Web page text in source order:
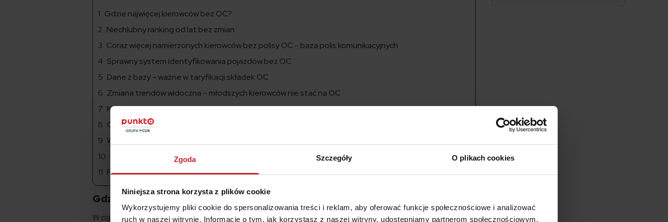
Zgoda Szczegóły O plikach cookies
Niniejsza strona korzysta z plików cookie
Wykorzystujemy pliki cookie do spersonalizowania treści i reklam, aby oferować funkcje społecznościowe i analizować
ruch w naszej witrynie. Informacje o tym, jak korzystasz z naszej witryny, udostępniamy partnerom społecznościowym,
Gdzie najwięcej kierowców bez OC?
Niechlubny ranking od lat bez zmian
Coraz więcej namierzonych kierowców bez polisy OC – baza polis komunikacyjnych
Sprawny system identyfikowania pojazdów bez OC
Dane z bazy – ważne w taryfikacji składek OC
Zmiana trendów widoczna – młodszych kierowców nie stać na OC
Kierowca bez ważnej polisy OC – kim jest?
Ceny się stabilizują – mniej wezwań do zapłaty
Wciąż ok. 100 tysięcy nieubezpieczonych kierowców
Kierowco płacz i płać
Podsumowanie
Gdzie najwięcej kierowców bez OC?
W ciągu minionych dwóch lat najbardziej stalowe nerwy musieli mieć kierowcy poruszający się po drogach